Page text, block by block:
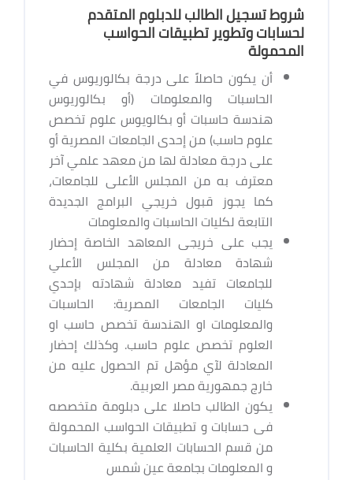
شروط تسجيل الطالب للدبلوم المتقدم
لحسابات وتطوير تطبيقات الحواسب
المحمولة
أن يكون حاصلاً على درجة بكالوريوس في
الحاسبات والمعلومات (أو بكالوريوس
هندسة حاسبات أو بكالويوس علوم تخصص
علوم حاسب) من إحدى الجامعات المصرية أو
على درجة معادلة لها من معهد علمي آخر
معترف به من المجلس الأعلى للجامعات،
كما يجوز قبول خريجي البرامج الجديدة
التابعة لكليات الحاسبات والمعلومات
يجب على خريجى المعاهد الخاصة إحضار
شهادة معادلة من المجلس الأعلي
للجامعات تفيد معادلة شهادته بإحدي
كليات الجامعات المصرية: الحاسبات
والمعلومات او الهندسة تخصص حاسب او
العلوم تخصص علوم حاسب. وكذلك إحضار
المعادلة لآي مؤهل تم الحصول عليه من
خارج جمهورية مصر العربية.
يكون الطالب حاصلا على دبلومة متخصصه
فى حسابات و تطبيقات الحواسب المحمولة
من قسم الحسابات العلمية بكلية الحاسبات
و المعلومات بجامعة عين شمس